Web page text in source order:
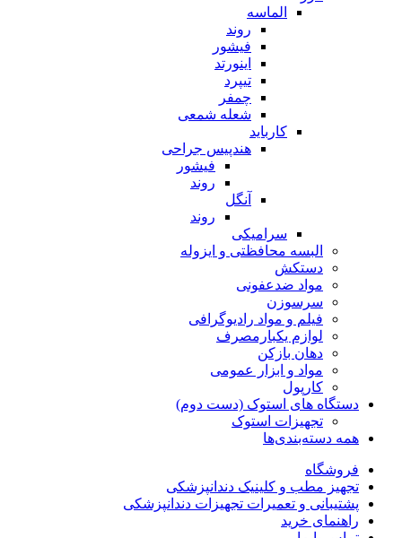
الماسه
روند
فیشور
اینورتد
تیپرد
چمفر
شعله شمعی
کارباید
هندپیس جراحی
فیشور
روند
آنگل
روند
سرامیکی
البسه محافظتی و ایزوله
دستکش
مواد ضدعفونی
سرسوزن
فیلم و مواد رادیوگرافی
لوازم یکبارمصرف
دهان بازکن
مواد و ابزار عمومی
کارپول
دستگاه های استوک (دست دوم)
تجهیزات استوک
همه دسته‌بندی‌ها
فروشگاه
تجهیز مطب و کلینیک دندانپزشکی
پشتیبانی و تعمیرات تجهیزات دندانپزشکی
راهنمای خرید